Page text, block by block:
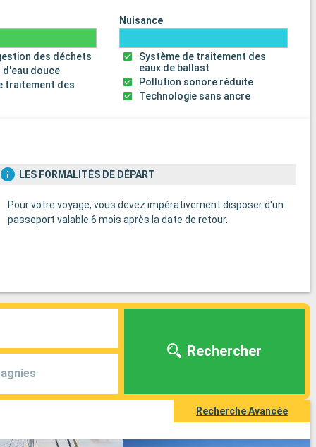
des déchets
douce
traitement des
Nuisance
Système de traitement des
eaux de ballast
Pollution sonore réduite
Technologie sans ancre
LES FORMALITÉS DE DÉPART
Pour votre voyage, vous devez impérativement disposer d'un
passeport valable 6 mois après la date de retour.
Rechercher
Recherche Avancée